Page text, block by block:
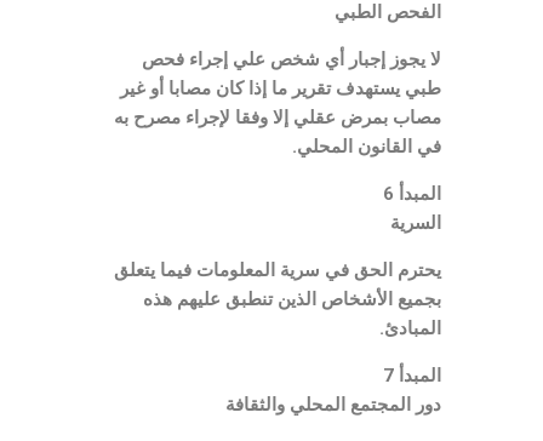
الفحص الطبي
لا يجوز إجبار أي شخص علي إجراء فحص
طبي يستهدف تقرير ما إذا كان مصابا أو غير
مصاب بمرض عقلي إلا وفقا لإجراء مصرح به
في القانون المحلي.
المبدأ 6
السرية
يحترم الحق في سرية المعلومات فيما يتعلق
بجميع الأشخاص الذين تنطبق عليهم هذه
المبادئ.
المبدأ 7
دور المجتمع المحلي والثقافة